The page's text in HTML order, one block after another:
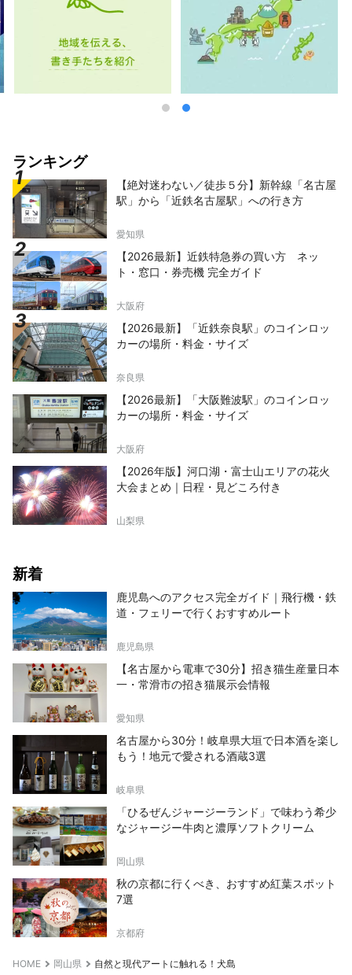
ランキング
【絶対迷わない／徒歩５分】新幹線「名古屋
駅」から「近鉄名古屋駅」への行き方
愛知県
【2026最新】近鉄特急券の買い方 ネッ
ト・窓口・券売機 完全ガイド
大阪府
【2026最新】「近鉄奈良駅」のコインロッ
カーの場所・料金・サイズ
奈良県
【2026最新】「大阪難波駅」のコインロッ
カーの場所・料金・サイズ
大阪府
【2026年版】河口湖・富士山エリアの花火
大会まとめ｜日程・見どころ付き
山梨県
新着
鹿児島へのアクセス完全ガイド｜飛行機・鉄
道・フェリーで行くおすすめルート
鹿児島県
【名古屋から電車で30分】招き猫生産量日本
一・常滑市の招き猫展示会情報
愛知県
名古屋から30分！岐阜県大垣で日本酒を楽し
もう！地元で愛される酒蔵3選
岐阜県
「ひるぜんジャージーランド」で味わう希少
なジャージー牛肉と濃厚ソフトクリーム
岡山県
秋の京都に行くべき、おすすめ紅葉スポット
7選
京都府
HOME 岡山県 自然と現代アートに触れる！犬島